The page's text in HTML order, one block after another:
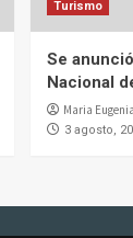
Turismo
Se
Nacional
Maria
3 agosto,